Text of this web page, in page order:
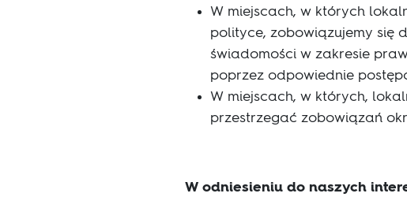
W miejscach, w których
polityce, zobowiązujemy się
świadomości w zakresie
poprzez odpowiednie
W miejscach, w których,
przestrzegać zobowiązań
W odniesieniu do naszych